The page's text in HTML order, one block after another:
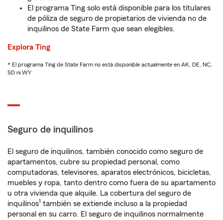
El programa Ting solo está disponible para los titulares
de póliza de seguro de propietarios de vivienda no de
inquilinos de State Farm que sean elegibles.
Explora Ting
* El programa Ting de State Farm no está disponible actualmente en AK, DE, NC,
SD ni WY
Seguro de inquilinos
El seguro de inquilinos, también conocido como seguro de
apartamentos, cubre su propiedad personal, como
computadoras, televisores, aparatos electrónicos, bicicletas,
muebles y ropa, tanto dentro como fuera de su apartamento
u otra vivienda que alquile. La cobertura del seguro de
inquilinos1 también se extiende incluso a la propiedad
personal en su carro. El seguro de inquilinos normalmente